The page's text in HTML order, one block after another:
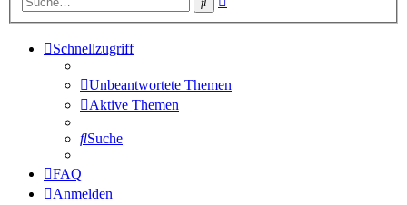
Schnellzugriff
Unbeantwortete Themen
Aktive Themen
Suche
FAQ
Anmelden